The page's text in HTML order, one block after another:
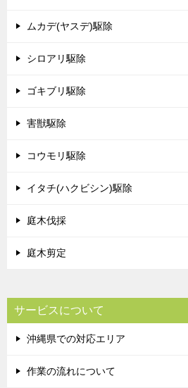
ムカデ(ヤスデ)駆除
シロアリ駆除
ゴキブリ駆除
害獣駆除
コウモリ駆除
イタチ(ハクビシン)駆除
庭木伐採
庭木剪定
サービスについて
沖縄県での対応エリア
作業の流れについて